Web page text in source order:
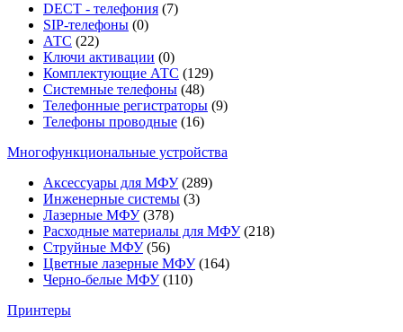
DECT - телефония (7)
SIP-телефоны (0)
АТС (22)
Ключи активации (0)
Комплектующие АТС (129)
Системные телефоны (48)
Телефонные регистраторы (9)
Телефоны проводные (16)
Многофункциональные устройства
Аксессуары для МФУ(289)
Инженерные системы (3)
Лазерные МФУ(378)
Расходные материалы для МФУ(218)
Струйные МФУ(56)
Цветные лазерные МФУ(164)
Черно-белые МФУ(110)
Принтеры